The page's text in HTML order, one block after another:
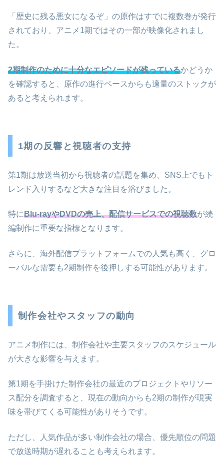
「歴史に残る悪女になるぞ」の原作はすでに複数巻が発行
されており、アニメ1期ではその一部が映像化されまし
た。
2期制作のために十分なエピソードが残っているかどうか
を確認すると、原作の進行ペースからも適量のストックが
あると考えられます。
1期の反響と視聴者の支持
第1期は放送当初から視聴者の話題を集め、SNS上でもト
レンド入りするなど大きな注目を浴びました。
特にBlu-rayやDVDの売上、配信サービスでの視聴数が続
編制作に重要な指標となります。
さらに、海外配信プラットフォームでの人気も高く、グロ
ーバルな需要も2期制作を後押しする可能性があります。
制作会社やスタッフの動向
アニメ制作には、制作会社や主要スタッフのスケジュール
が大きな影響を与えます。
第1期を手掛けた制作会社の最近のプロジェクトやリソー
ス配分を調査すると、現在の動向からも2期の制作が現実
味を帯びてくる可能性がありそうです。
ただし、人気作品が多い制作会社の場合、優先順位の問題
で放送時期が遅れることも考えられます。